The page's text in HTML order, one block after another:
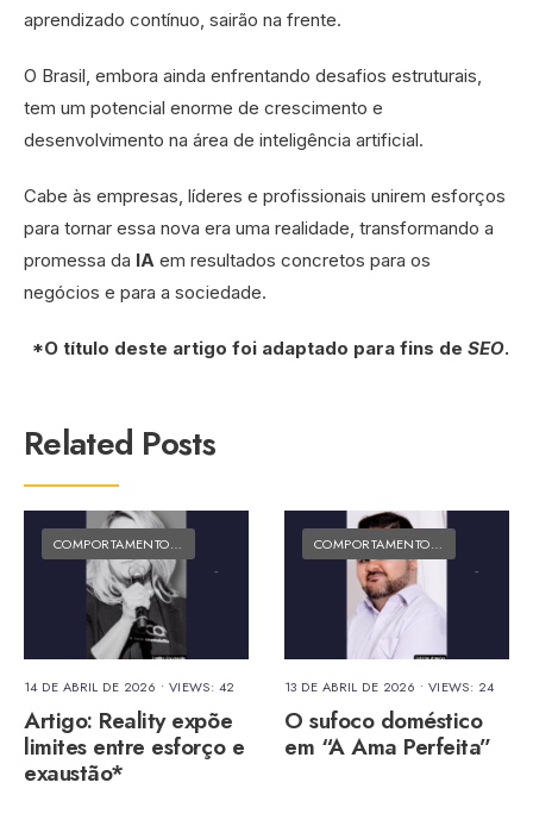
aprendizado contínuo, sairão na frente.
O Brasil, embora ainda enfrentando desafios estruturais,
tem um potencial enorme de crescimento e
desenvolvimento na área de inteligência artificial.
Cabe às empresas, líderes e profissionais unirem esforços
para tornar essa nova era uma realidade, transformando a
promessa da IA em resultados concretos para os
negócios e para a sociedade.
*O título deste artigo foi adaptado para fins de SEO.
Related Posts
COMPORTAMENTO E CULTURA MATÉRIAS DO FOLK
14 DE ABRIL DE 2026 • VIEWS: 42
Artigo: Reality expõe
limites entre esforço e
exaustão*
COMPORTAMENTO E CULTURA
13 DE ABRIL DE 2026 • VIEWS: 24
O sufoco doméstico
em “A Ama Perfeita”